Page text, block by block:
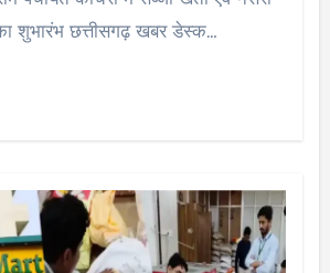
शुभारंभ छत्तीसगढ़ खबर डेस्क…